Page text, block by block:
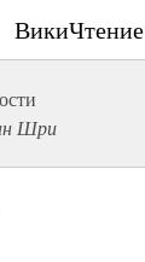
ВикиЧтение
Шри